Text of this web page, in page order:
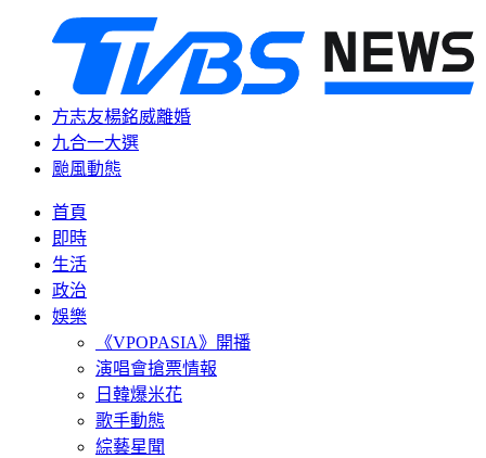
方志友楊銘威離婚
九合一大選
颱風動態
首頁
即時
生活
政治
娛樂
《VPOPASIA》開播
演唱會搶票情報
日韓爆米花
歌手動態
綜藝星聞